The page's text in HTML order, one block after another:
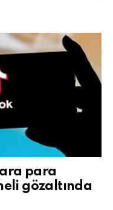
para
gözaltında